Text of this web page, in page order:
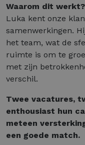
Waarom dit
Luka kent onze
samenwerkingen.
het team, wat de
ruimte is om te
met zijn
verschil.
Twee vacatures,
enthousiast hun
meteen
een goede match.